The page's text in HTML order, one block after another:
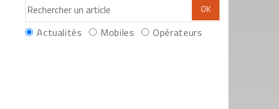
Actualités Mobiles Opérateurs